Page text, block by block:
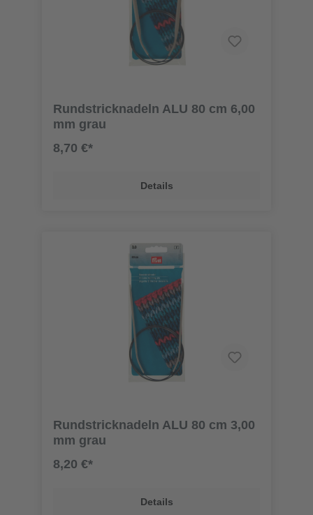
Rundstricknadeln ALU 80 cm 6,00
mm grau
8,70 €*
Details
Rundstricknadeln ALU 80 cm 3,00
mm grau
8,20 €*
Details